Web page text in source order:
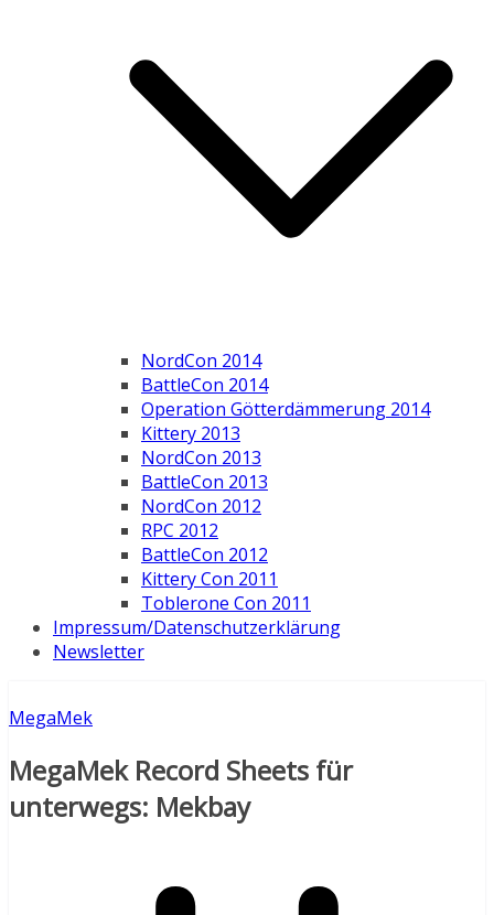
NordCon 2014
BattleCon 2014
Operation Götterdämmerung 2014
Kittery 2013
NordCon 2013
BattleCon 2013
NordCon 2012
RPC 2012
BattleCon 2012
Kittery Con 2011
Toblerone Con 2011
Impressum/Datenschutzerklärung
Newsletter
MegaMek
MegaMek Record Sheets für
unterwegs: Mekbay